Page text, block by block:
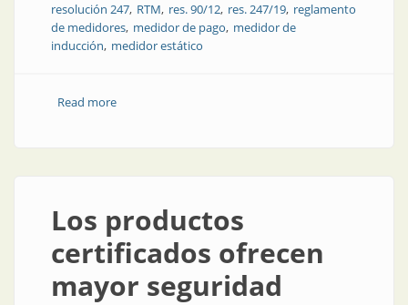
resolución 247 RTM res. 90/12 res. 247/19 reglamento
de medidores medidor de pago medidor de
inducción medidor estático
Read moreabout Cambio obligatorio de medidores aptos
Los productos
certificados ofrecen
mayor seguridad